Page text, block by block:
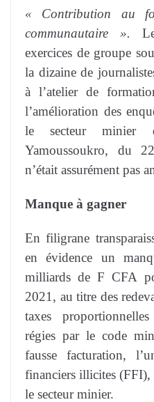
« Contribution au
communautaire ».
exercices de groupe
la dizaine de
à l’atelier de
l’amélioration des
le secteur minier
Yamoussoukro, du
n’était assurément pas
Manque à gagner
En filigrane
en évidence un
milliards de F CFA
2021, au titre des
taxes
régies par le code
fausse facturation,
financiers illicites (FFI),
le secteur minier.